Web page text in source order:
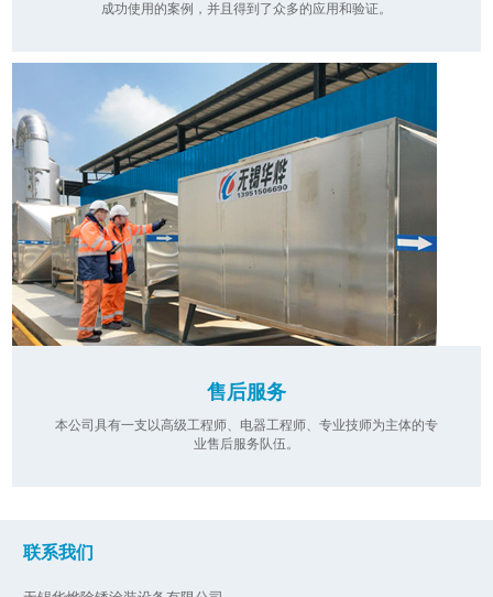
成功使用的案例，并且得到了众多的应用和验证。
售后服务
本公司具有一支以高级工程师、电器工程师、专业技师为主体的专
业售后服务队伍。
联系我们